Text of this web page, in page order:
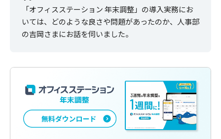
「オフィスステーション 年末調整」の導入実務にお
いては、どのような良さや問題があったのか、人事部
の吉岡さまにお話を伺いました。